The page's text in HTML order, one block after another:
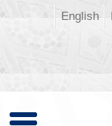
English